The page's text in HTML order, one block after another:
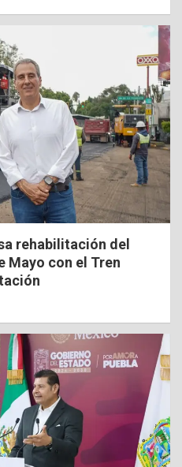
rehabilitación del
Mayo con el Tren